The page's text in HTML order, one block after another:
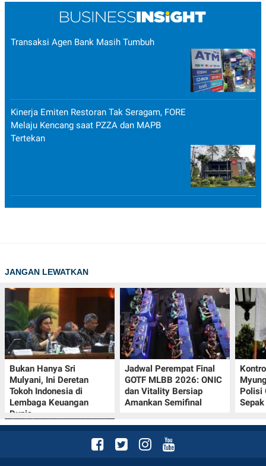
Transaksi Agen Bank Masih Tumbuh
Kinerja Emiten Restoran Tak Seragam, FORE
Melaju Kencang saat PZZA dan MAPB
Tertekan
JANGAN LEWATKAN
Bukan Hanya Sri
Mulyani, Ini Deretan
Tokoh Indonesia di
Lembaga Keuangan
Dunia
Jadwal Perempat Final
GOTF MLBB 2026: ONIC
dan Vitality Bersiap
Amankan Semifinal
Polisi